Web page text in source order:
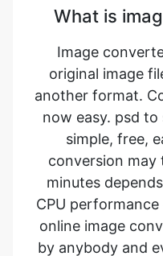
original image
another format.
now easy. psd
simple, free,
conversion may
minutes
CPU
online image
by anybody and
tool, you
knowledge of
image converter